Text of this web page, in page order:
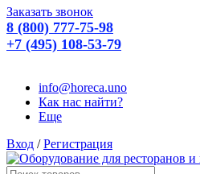
Заказать звонок
8 (800) 777-75-98
+7 (495) 108-53-79
info@horeca.uno
Как нас найти?
Еще
Вход / Регистрация